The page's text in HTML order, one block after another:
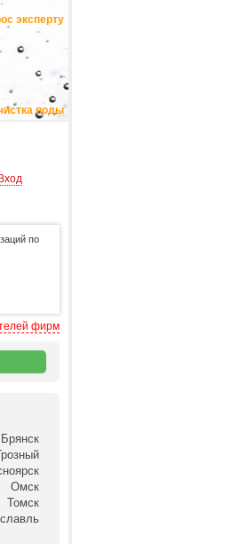
эксперту
воды
Вход
по
фирм
Брянск
Омск
Томск